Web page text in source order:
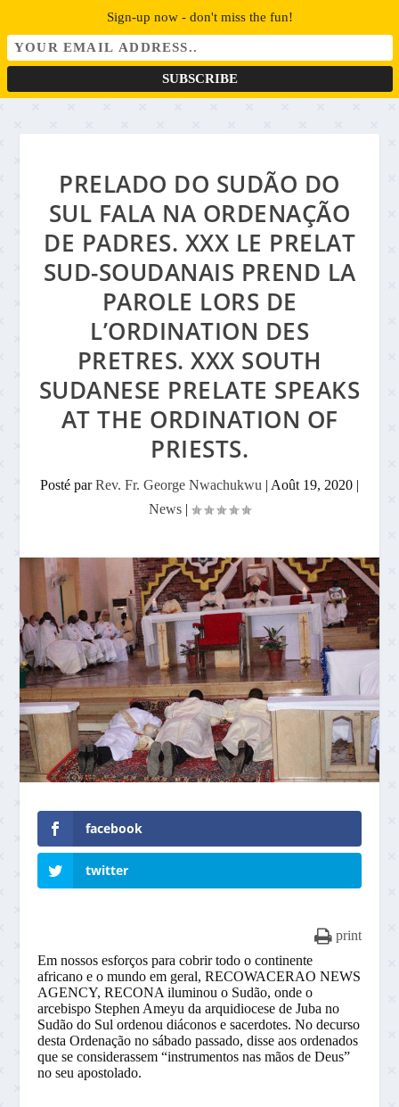
PRELADO DO SUDÃO DO
SUL FALA NA ORDENAÇÃO
DE PADRES. XXX LE PRELAT
SUD-SOUDANAIS PREND LA
PAROLE LORS DE
L’ORDINATION DES
PRETRES. XXX SOUTH
SUDANESE PRELATE SPEAKS
AT THE ORDINATION OF
PRIESTS.
Posté parRev. Fr. George Nwachukwu | Août 19, 2020 |
News |
facebook
twitter
print
Em nossos esforços para cobrir todo o continente
africano e o mundo em geral, RECOWACERAO NEWS
AGENCY, RECONA iluminou o Sudão, onde o
arcebispo Stephen Ameyu da arquidiocese de Juba no
Sudão do Sul ordenou diáconos e sacerdotes. No decurso
desta Ordenação no sábado passado, disse aos ordenados
que se considerassem “instrumentos nas mãos de Deus”
no seu apostolado.
Sign-up now - don't miss the fun!